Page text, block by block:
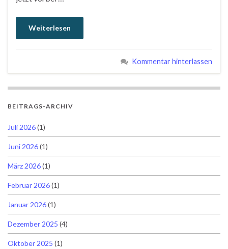
Weiterlesen
Kommentar hinterlassen
BEITRAGS-ARCHIV
Juli 2026(1)
Juni 2026(1)
März 2026(1)
Februar 2026(1)
Januar 2026(1)
Dezember 2025 (4)
Oktober 2025 (1)